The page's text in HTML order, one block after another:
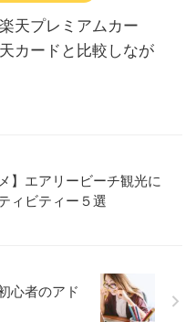
天プレミアムカー
カードと比較しなが
】エアリービーチ観光に
ィビティー５選
心者のアド